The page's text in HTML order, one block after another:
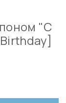
"С